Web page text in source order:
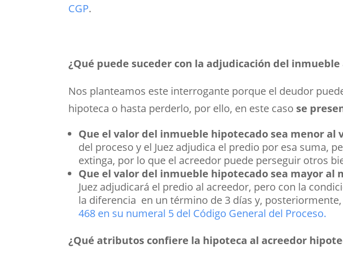
CGP.
¿Qué puede suceder con la adjudicación del
Nos planteamos este interrogante porque el deudor
hipoteca o hasta perderlo, por ello, en este caso se
Que el valor del inmueble hipotecado sea menor
del proceso y el Juez adjudica el predio por esa suma,
extinga, por lo que el acreedor puede perseguir otros
Que el valor del inmueble hipotecado sea mayor al
Juez adjudicará el predio al acreedor, pero con la
la diferencia en un término de 3 días y,
468 en su numeral 5 del Código General del Proceso.
¿Qué atributos confiere la hipoteca al acreedor